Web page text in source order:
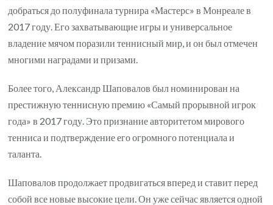
добраться до полуфинала турнира «Мастерс» в Монреале в
2017 году. Его захватывающие игры и универсальное
владение мячом поразили теннисный мир, и он был отмечен
многими наградами и призами.
Более того, Александр Шаповалов был номинирован на
престижную теннисную премию «Самый прорывной игрок
года» в 2017 году. Это признание авторитетом мирового
тенниса и подтверждение его огромного потенциала и
таланта.
Шаповалов продолжает продвигаться вперед и ставит перед
собой все новые высокие цели. Он уже сейчас является одной